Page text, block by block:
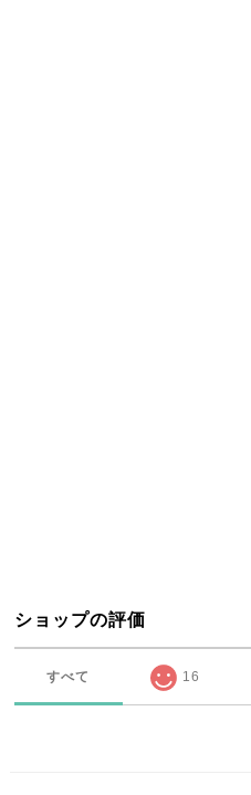
ショップの評価
すべて 16